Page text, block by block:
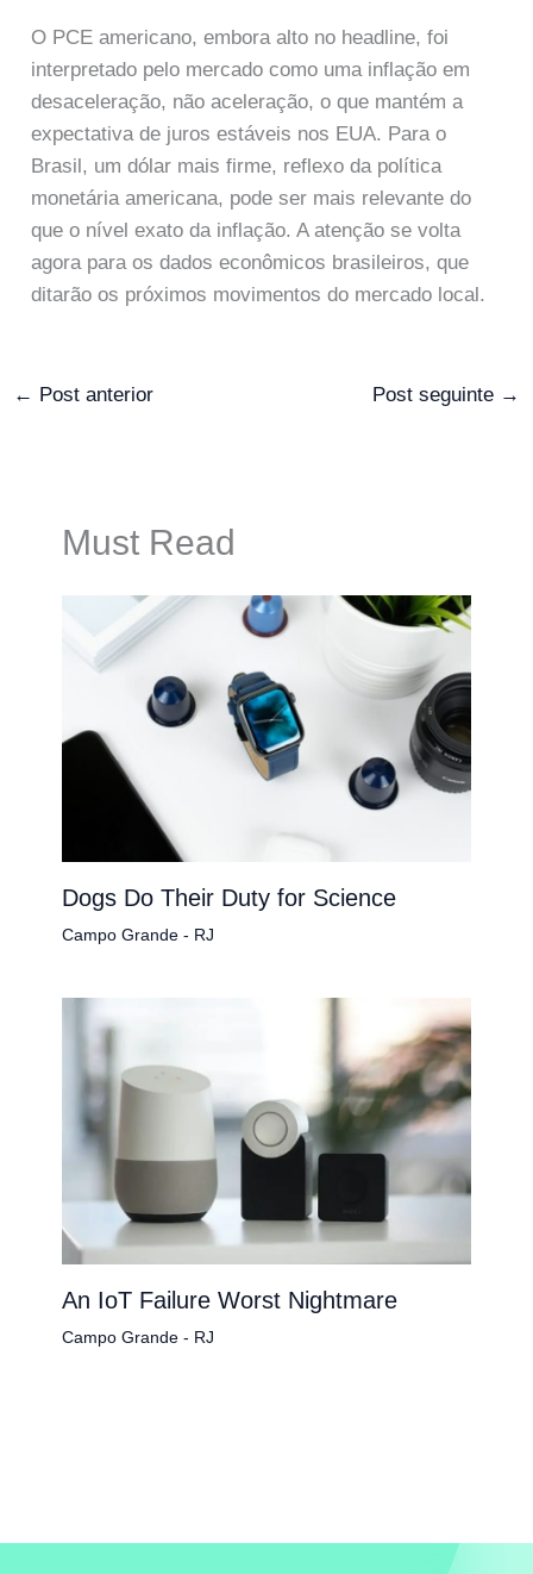
O PCE americano, embora alto no headline, foi
interpretado pelo mercado como uma inflação em
desaceleração, não aceleração, o que mantém a
expectativa de juros estáveis nos EUA. Para o
Brasil, um dólar mais firme, reflexo da política
monetária americana, pode ser mais relevante do
que o nível exato da inflação. A atenção se volta
agora para os dados econômicos brasileiros, que
ditarão os próximos movimentos do mercado local.
← Post anterior Post seguinte →
Must Read
Dogs Do Their Duty for Science
Campo Grande - RJ
An IoT Failure Worst Nightmare
Campo Grande - RJ